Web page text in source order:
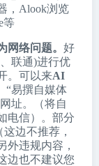
， Alook浏览
等
网络问题。 好
联通)进行优
。可以来AI
“易撰自媒体
址。（将自
电信）。部分
边不推荐，
外违规内容，
边也不建议您